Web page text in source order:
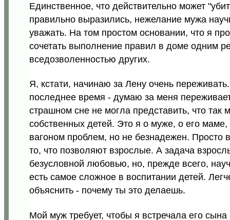
Единственное, что действительно может
правильно выразились, нежелание мужа
уважать. На том простом основании, что я
сочетать выполнение правил в доме одним
вседозволенностью других.
Я, кстати, начинаю за Лену очень
последнее время - думаю за меня
страшном сне не могла представить, что так
собственных детей. Это я о муже, о его
вагоном проблем, но не безнадежен. Просто
то, что позволяют взрослые. А задача
безусловной любовью, но, прежде всего,
есть самое сложное в воспитании детей.
объяснить - почему ты это делаешь.
Мой муж требует, чтобы я встречала его